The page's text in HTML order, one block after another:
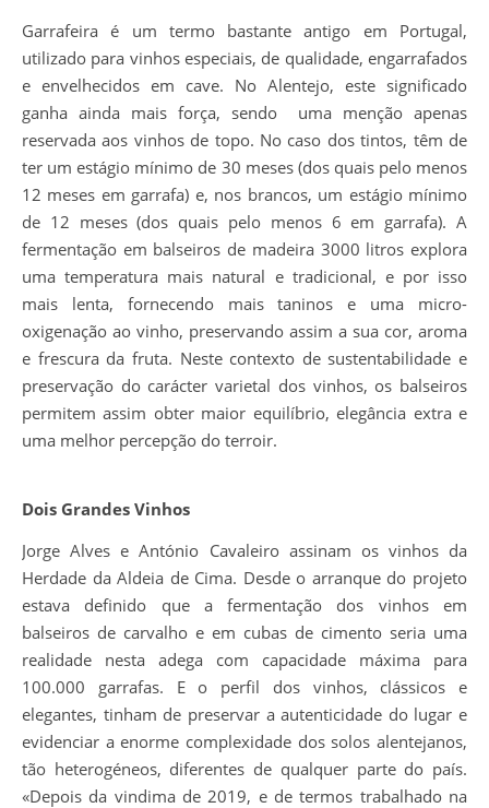
Garrafeira é um termo bastante antigo em Portugal,
utilizado para vinhos especiais, de qualidade, engarrafados
e envelhecidos em cave. No Alentejo, este significado
ganha ainda mais força, sendo uma menção apenas
reservada aos vinhos de topo. No caso dos tintos, têm de
ter um estágio mínimo de 30 meses (dos quais pelo menos
12 meses em garrafa) e, nos brancos, um estágio mínimo
de 12 meses (dos quais pelo menos 6 em garrafa). A
fermentação em balseiros de madeira 3000 litros explora
uma temperatura mais natural e tradicional, e por isso
mais lenta, fornecendo mais taninos e uma micro-
oxigenação ao vinho, preservando assim a sua cor, aroma
e frescura da fruta. Neste contexto de sustentabilidade e
preservação do carácter varietal dos vinhos, os balseiros
permitem assim obter maior equilíbrio, elegância extra e
uma melhor percepção do terroir.
Dois Grandes Vinhos
Jorge Alves e António Cavaleiro assinam os vinhos da
Herdade da Aldeia de Cima. Desde o arranque do projeto
estava definido que a fermentação dos vinhos em
balseiros de carvalho e em cubas de cimento seria uma
realidade nesta adega com capacidade máxima para
100.000 garrafas. E o perfil dos vinhos, clássicos e
elegantes, tinham de preservar a autenticidade do lugar e
evidenciar a enorme complexidade dos solos alentejanos,
tão heterogéneos, diferentes de qualquer parte do país.
«Depois da vindima de 2019, e de termos trabalhado na